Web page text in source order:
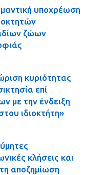
υποχρέωση
ζώων
κυριότητας
επί
με την ένδειξη
ιδιοκτήτη»
κλήσεις και
αποζημίωση